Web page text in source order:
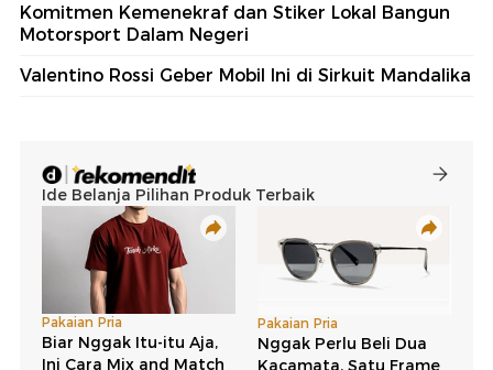
Komitmen Kemenekraf dan Stiker Lokal Bangun
Motorsport Dalam Negeri
Valentino Rossi Geber Mobil Ini di Sirkuit Mandalika